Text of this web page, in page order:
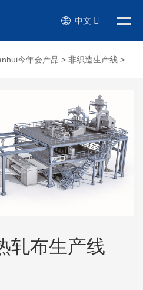
中文
今年会产品 > 非织造生产线 >
轧布生产线